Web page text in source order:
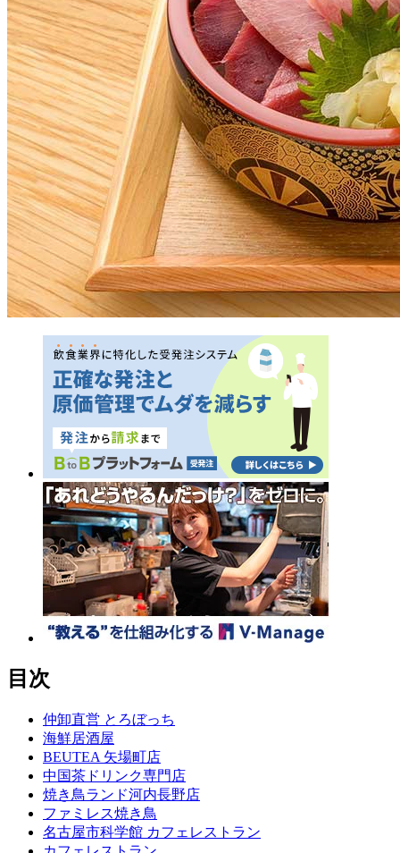
目次
仲卸直営 とろぼっち
海鮮居酒屋
BEUTEA 矢場町店
中国茶ドリンク専門店
焼き鳥ランド河内長野店
ファミレス焼き鳥
名古屋市科学館 カフェレストラン